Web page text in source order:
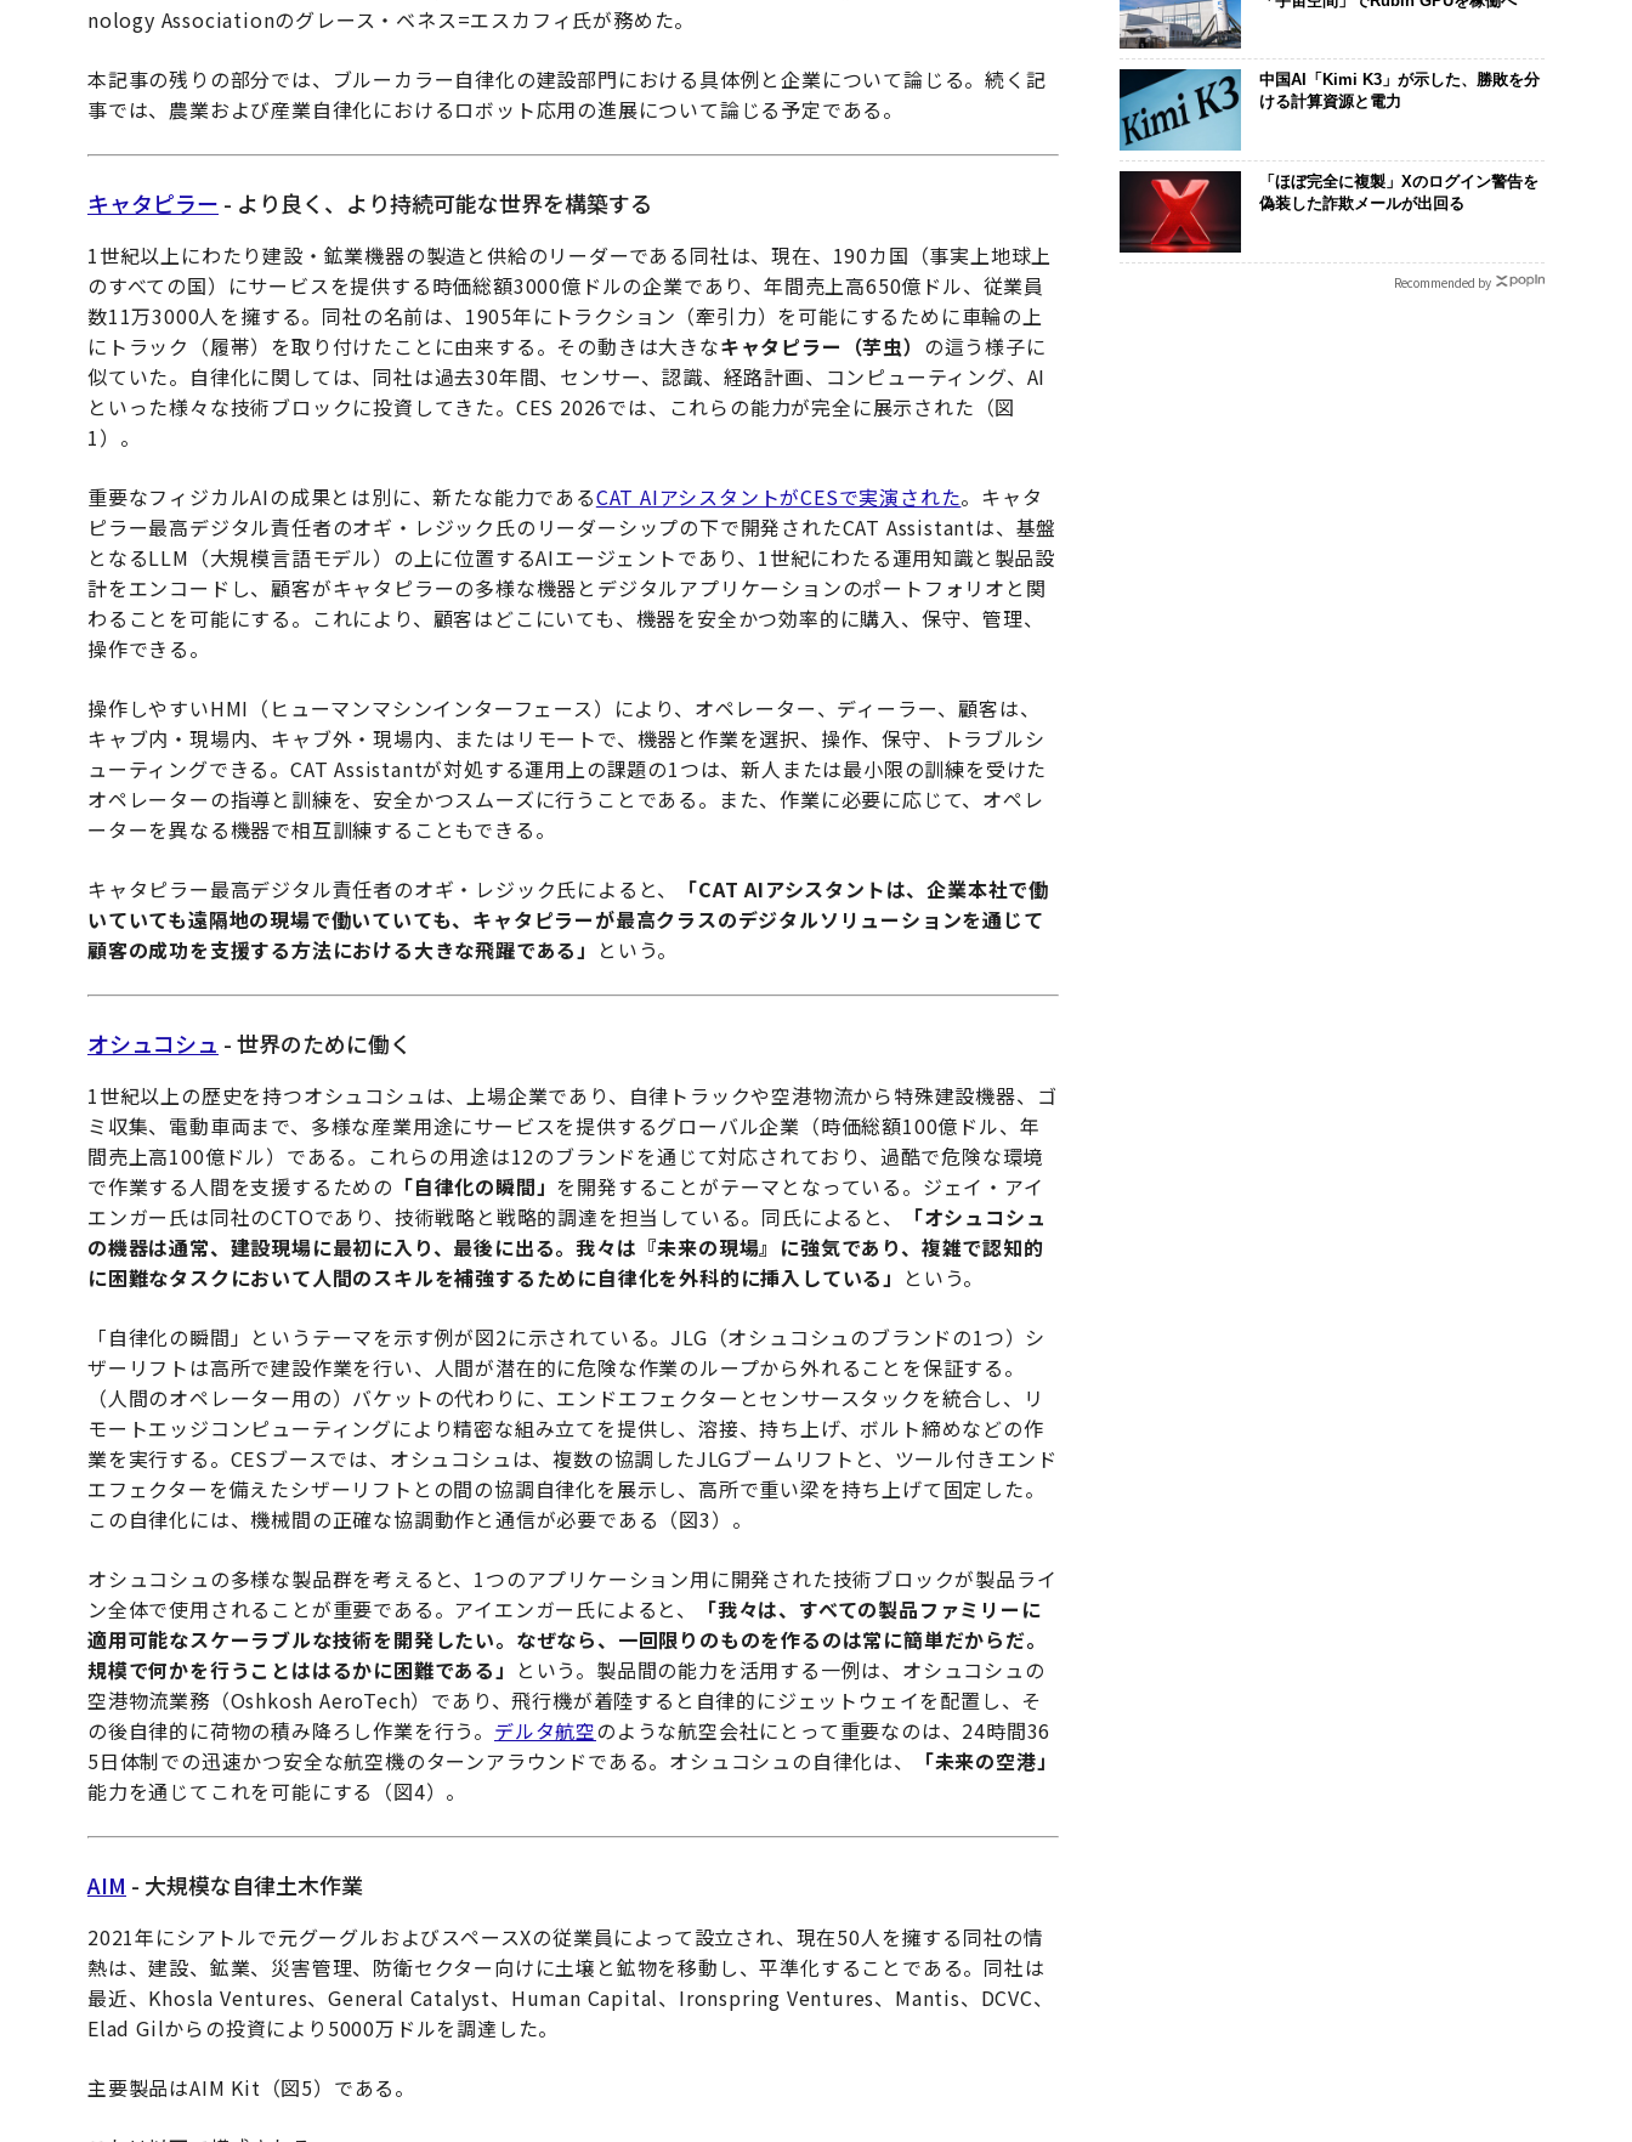
nology Associationのグレース・ベネス=エスカフィ氏が務めた。
本記事の残りの部分では、ブルーカラー自律化の建設部門における具体例と企業について論じる。続く記
事では、農業および産業自律化におけるロボット応用の進展について論じる予定である。
キャタピラー - より良く、より持続可能な世界を構築する
1世紀以上にわたり建設・鉱業機器の製造と供給のリーダーである同社は、現在、190カ国（事実上地球上
のすべての国）にサービスを提供する時価総額3000億ドルの企業であり、年間売上高650億ドル、従業員
数11万3000人を擁する。同社の名前は、1905年にトラクション（牽引力）を可能にするために車輪の上
にトラック（履帯）を取り付けたことに由来する。その動きは大きなキャタピラー（芋虫） の這う様子に
似ていた。自律化に関しては、同社は過去30年間、センサー、認識、経路計画、コンピューティング、AI
といった様々な技術ブロックに投資してきた。CES 2026では、これらの能力が完全に展示された（図
1）。
重要なフィジカルAIの成果とは別に、新たな能力であるCAT AIアシスタントがCESで実演された。キャタ
ピラー最高デジタル責任者のオギ・レジック氏のリーダーシップの下で開発されたCAT Assistantは、基盤
となるLLM（大規模言語モデル）の上に位置するAIエージェントであり、1世紀にわたる運用知識と製品設
計をエンコードし、顧客がキャタピラーの多様な機器とデジタルアプリケーションのポートフォリオと関
わることを可能にする。これにより、顧客はどこにいても、機器を安全かつ効率的に購入、保守、管理、
操作できる。
操作しやすいHMI（ヒューマンマシンインターフェース）により、オペレーター、ディーラー、顧客は、
キャブ内・現場内、キャブ外・現場内、またはリモートで、機器と作業を選択、操作、保守、トラブルシ
ューティングできる。CAT Assistantが対処する運用上の課題の1つは、新人または最小限の訓練を受けた
オペレーターの指導と訓練を、安全かつスムーズに行うことである。また、作業に必要に応じて、オペレ
ーターを異なる機器で相互訓練することもできる。
キャタピラー最高デジタル責任者のオギ・レジック氏によると、
「CAT AIアシスタントは、企業本社で働
いていても遠隔地の現場で働いていても、キャタピラーが最高クラスのデジタルソリューションを通じて
顧客の成功を支援する方法における大きな飛躍である」 という。
オシュコシュ - 世界のために働く
1世紀以上の歴史を持つオシュコシュは、上場企業であり、自律トラックや空港物流から特殊建設機器、ゴ
ミ収集、電動車両まで、多様な産業用途にサービスを提供するグローバル企業（時価総額100億ドル、年
間売上高100億ドル）である。これらの用途は12のブランドを通じて対応されており、過酷で危険な環境
で作業する人間を支援するための 「自律化の瞬間」 を開発することがテーマとなっている。ジェイ・アイ
エンガー氏は同社のCTOであり、技術戦略と戦略的調達を担当している。同氏によると、
「オシュコシュ
の機器は通常、建設現場に最初に入り、最後に出る。我々は『未来の現場』に強気であり、複雑で認知的
に困難なタスクにおいて人間のスキルを補強するために自律化を外科的に挿入している」 という。
「自律化の瞬間」というテーマを示す例が図2に示されている。JLG（オシュコシュのブランドの1つ）シ
ザーリフトは高所で建設作業を行い、人間が潜在的に危険な作業のループから外れることを保証する。
（人間のオペレーター用の）バケットの代わりに、エンドエフェクターとセンサースタックを統合し、リ
モートエッジコンピューティングにより精密な組み立てを提供し、溶接、持ち上げ、ボルト締めなどの作
業を実行する。CESブースでは、オシュコシュは、複数の協調したJLGブームリフトと、ツール付きエンド
エフェクターを備えたシザーリフトとの間の協調自律化を展示し、高所で重い梁を持ち上げて固定した。
この自律化には、機械間の正確な協調動作と通信が必要である（図3）。
オシュコシュの多様な製品群を考えると、1つのアプリケーション用に開発された技術ブロックが製品ライ
ン全体で使用されることが重要である。アイエンガー氏によると、
「我々は、すべての製品ファミリーに
適用可能なスケーラブルな技術を開発したい。なぜなら、一回限りのものを作るのは常に簡単だからだ。
規模で何かを行うことははるかに困難である」 という。製品間の能力を活用する一例は、オシュコシュの
空港物流業務（Oshkosh AeroTech）であり、飛行機が着陸すると自律的にジェットウェイを配置し、そ
の後自律的に荷物の積み降ろし作業を行う。 デルタ航空のような航空会社にとって重要なのは、24時間36
5日体制での迅速かつ安全な航空機のターンアラウンドである。オシュコシュの自律化は、
「未来の空港」
能力を通じてこれを可能にする（図4）。
AIM - 大規模な自律土木作業
2021年にシアトルで元グーグルおよびスペースXの従業員によって設立され、現在50人を擁する同社の情
熱は、建設、鉱業、災害管理、防衛セクター向けに土壌と鉱物を移動し、平準化することである。同社は
最近、Khosla Ventures、General Catalyst、Human Capital、Ironspring Ventures、Mantis、DCVC、
Elad Gilからの投資により5000万ドルを調達した。
主要製品はAIM Kit（図5）である。
中国AI「Kimi K3」が示した、勝敗を分
ける計算資源と電力
「ほぼ完全に複製」Xのログイン警告を
偽装した詐欺メールが出回る
Recommended by